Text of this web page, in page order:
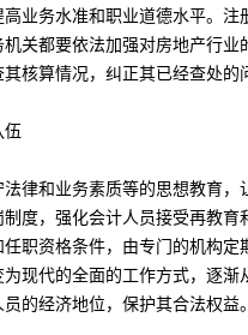
业务水准和职业道德水平。
关都要依法加强对房地产行
核算情况，纠正其已经查处的
伍
律和业务素质等的思想教育
度，强化会计人员接受再教
职资格条件，由专门的机构
现代的全面的工作方式，逐
的经济地位，保护其合法权